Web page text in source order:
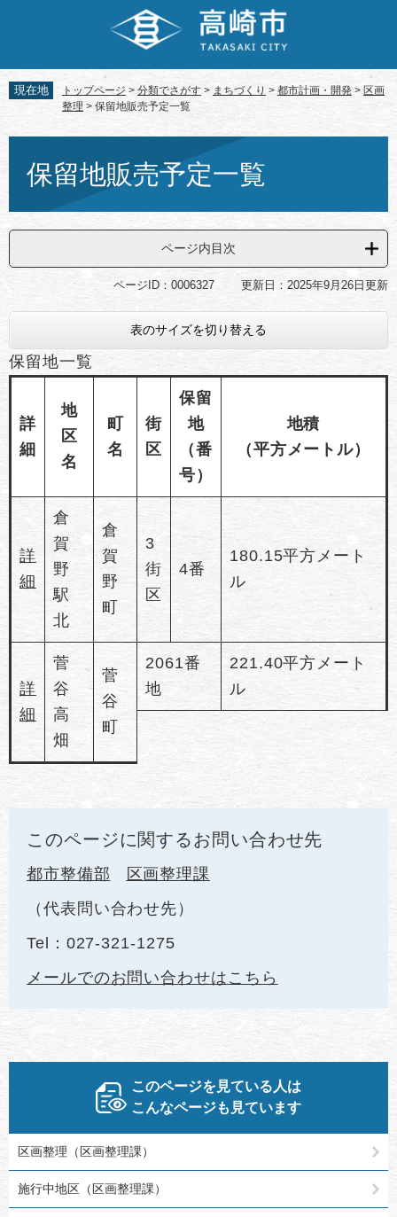
先
頭
す。
を
飛
し
へ
現在地 トップページ > 分類でさがす > まちづくり > 都市計画・開発 > 区画
整理 > 保留地販売予定一覧
保留地販売予定一覧
ページ内目次
ページID：0006327 更新日：2025年9月26日更新
表のサイズを切り替える
保留地一覧
詳
細
地
区
名
町
名
街
区
保留
地
（番
号）
地積
（平方メートル）
詳
細
倉
賀
野
駅
北
倉
賀
野
町
3
街
区
4番
180.15平方メート
ル
詳
細
菅
谷
高
畑
菅
谷
町
2061番
地
221.40平方メート
ル
このページに関するお問い合わせ先
都市整備部
区画整理課
代表問い合わせ先
Tel：027-321-1275
メールでのお問い合わせはこちら
このページを見ている人は
こんなページも見ています
区画整理（区画整理課）
施行中地区（区画整理課）